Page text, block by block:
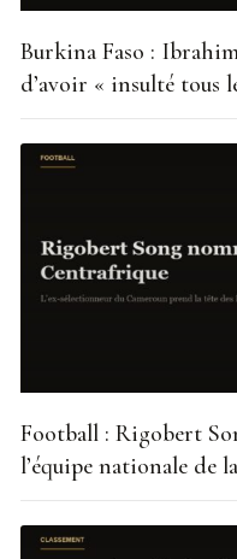
Burkina Faso :
d’avoir « insulté tous
Football : Rigobert
l’équipe nationale de